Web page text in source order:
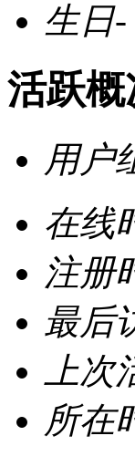
生日-
活跃概
用户
在线
注册
最后
上次
所在